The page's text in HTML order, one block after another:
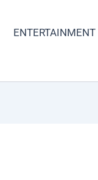
ENTERTAINMENT